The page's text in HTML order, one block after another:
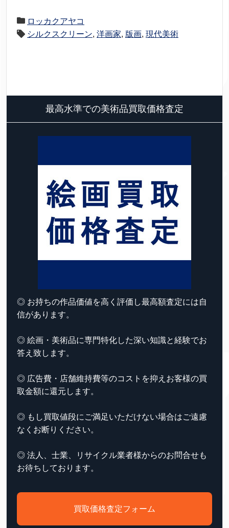
ロッカクアヤコ
シルクスクリーン, 洋画家, 版画, 現代美術
最高水準での美術品買取価格査定
◎ お持ちの作品価値を高く評価し最高額査定には自
信があります。
◎ 絵画・美術品に専門特化した深い知識と経験でお
答え致します。
◎ 広告費・店舗維持費等のコストを抑えお客様の買
取金額に還元します。
◎ もし買取値段にご満足いただけない場合はご遠慮
なくお断りください。
◎ 法人、士業、リサイクル業者様からのお問合せも
お待ちしております。
買取価格査定フォーム